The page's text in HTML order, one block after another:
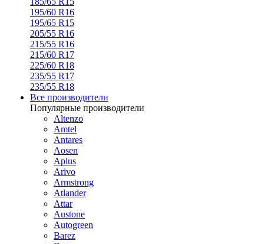
195/60 R16
195/65 R15
205/55 R16
215/55 R16
215/60 R17
225/60 R18
235/55 R17
235/55 R18
Все производители
Популярные производители
Altenzo
Amtel
Antares
Aosen
Aplus
Arivo
Armstrong
Atlander
Attar
Austone
Autogreen
Barez